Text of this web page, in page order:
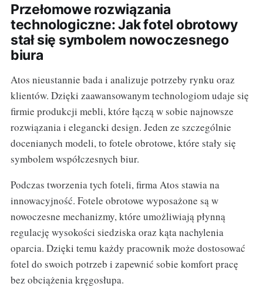
Przełomowe rozwiązania
technologiczne: Jak fotel obrotowy
stał się symbolem nowoczesnego
biura
Atos nieustannie bada i analizuje potrzeby rynku oraz
klientów. Dzięki zaawansowanym technologiom udaje się
firmie produkcji mebli, które łączą w sobie najnowsze
rozwiązania i elegancki design. Jeden ze szczególnie
docenianych modeli, to fotele obrotowe, które stały się
symbolem współczesnych biur.
Podczas tworzenia tych foteli, firma Atos stawia na
innowacyjność. Fotele obrotowe wyposażone są w
nowoczesne mechanizmy, które umożliwiają płynną
regulację wysokości siedziska oraz kąta nachylenia
oparcia. Dzięki temu każdy pracownik może dostosować
fotel do swoich potrzeb i zapewnić sobie komfort pracę
bez obciążenia kręgosłupa.